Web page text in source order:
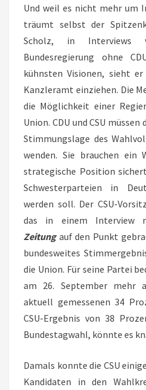
Und weil es nicht mehr um
träumt selbst der
Scholz, in Interviews
Bundesregierung ohne
kühnsten Visionen, sieht
Kanzleramt einziehen. Die
die Möglichkeit einer
Union. CDU und CSU
Stimmungslage des
wenden. Sie brauchen ein
strategische Position
Schwesterparteien in
werden soll. Der CSU-
das in einem Interview
Zeitung auf den Punkt
bundesweites
die Union. Für seine Partei
am 26. September mehr
aktuell gemessenen 34
CSU-Ergebnis von 38
Bundestagwahl, könnte es
Damals konnte die CSU
Kandidaten in den